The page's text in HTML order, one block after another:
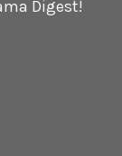
Digest!